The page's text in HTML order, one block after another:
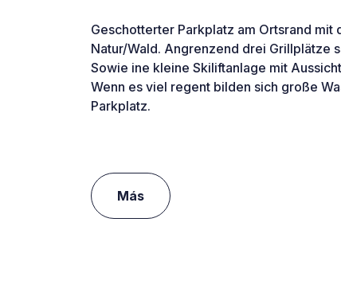
Geschotterter Parkplatz am Ortsrand mit
Natur/Wald. Angrenzend drei Grillplätze
Sowie ine kleine Skiliftanlage mit
Wenn es viel regent bilden sich große
Parkplatz.
Más